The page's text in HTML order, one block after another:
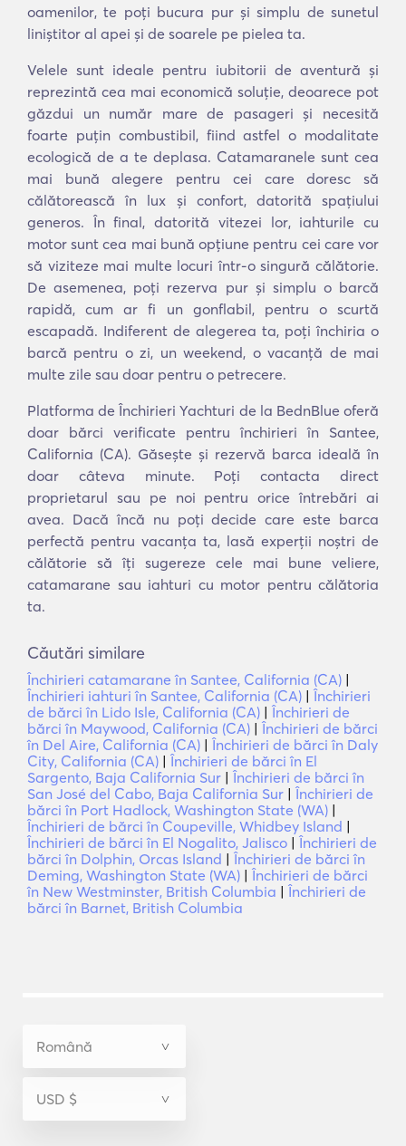
oamenilor, te poți bucura pur și simplu de sunetul
liniștitor al apei și de soarele pe pielea ta.
Velele sunt ideale pentru iubitorii de aventură și
reprezintă cea mai economică soluție, deoarece pot
găzdui un număr mare de pasageri și necesită
foarte puțin combustibil, fiind astfel o modalitate
ecologică de a te deplasa. Catamaranele sunt cea
mai bună alegere pentru cei care doresc să
călătorească în lux și confort, datorită spațiului
generos. În final, datorită vitezei lor, iahturile cu
motor sunt cea mai bună opțiune pentru cei care vor
să viziteze mai multe locuri într-o singură călătorie.
De asemenea, poți rezerva pur și simplu o barcă
rapidă, cum ar fi un gonflabil, pentru o scurtă
escapadă. Indiferent de alegerea ta, poți închiria o
barcă pentru o zi, un weekend, o vacanță de mai
multe zile sau doar pentru o petrecere.
Platforma de Închirieri Yachturi de la BednBlue oferă
doar bărci verificate pentru închirieri în Santee,
California (CA). Găsește și rezervă barca ideală în
doar câteva minute. Poți contacta direct
proprietarul sau pe noi pentru orice întrebări ai
avea. Dacă încă nu poți decide care este barca
perfectă pentru vacanța ta, lasă experții noștri de
călătorie să îți sugereze cele mai bune veliere,
catamarane sau iahturi cu motor pentru călătoria
ta.
Căutări similare
Închirieri catamarane în Santee, California (CA) |
Închirieri iahturi în Santee, California (CA) | Închirieri
de bărci în Lido Isle, California (CA) | Închirieri de
bărci în Maywood, California (CA) | Închirieri de bărci
în Del Aire, California (CA) | Închirieri de bărci în Daly
City, California (CA) | Închirieri de bărci în El
Sargento, Baja California Sur | Închirieri de bărci în
San José del Cabo, Baja California Sur | Închirieri de
bărci în Port Hadlock, Washington State (WA) |
Închirieri de bărci în Coupeville, Whidbey Island |
Închirieri de bărci în El Nogalito, Jalisco | Închirieri de
bărci în Dolphin, Orcas Island | Închirieri de bărci în
Deming, Washington State (WA) | Închirieri de bărci
în New Westminster, British Columbia | Închirieri de
bărci în Barnet, British Columbia